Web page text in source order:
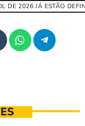
DE 2026 JÁ ESTÃO